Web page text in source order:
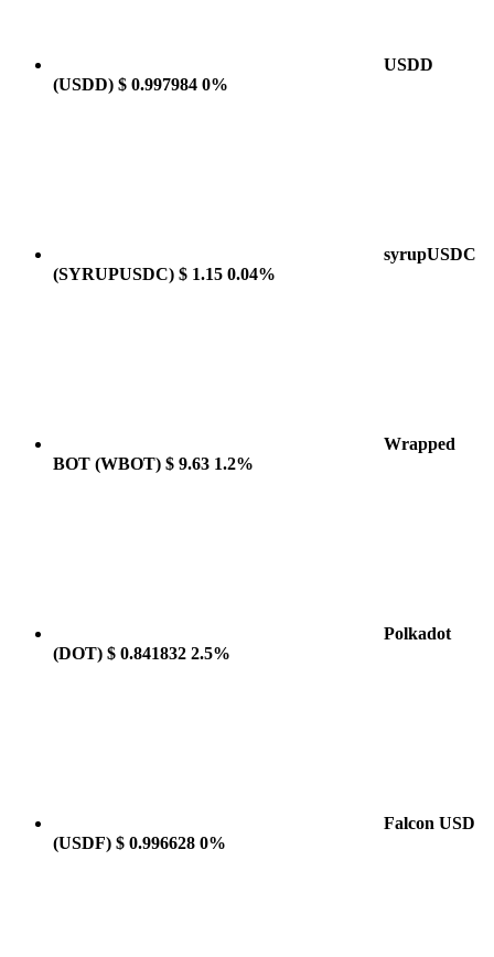
USDD
(USDD) $ 0.997984 0%
syrupUSDC
(SYRUPUSDC) $ 1.15 0.04%
Wrapped
BOT (WBOT) $ 9.63 1.2%
Polkadot
(DOT) $ 0.841832 2.5%
Falcon USD
(USDF) $ 0.996628 0%